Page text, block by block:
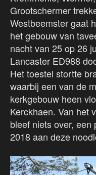
Grootschermer
Westbeemster gaat
het gebouw van
nacht van 25 op 26
Lancaster ED988
Het toestel stortte
waarbij een van de
kerkgebouw heen
Kerckhaen. Van het
bleef niets over,
2018 aan deze